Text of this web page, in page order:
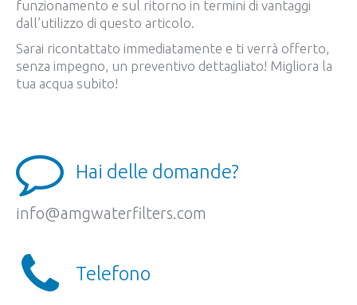
funzionamento e sul ritorno in termini di vantaggi
dall’utilizzo di questo articolo.
Sarai ricontattato immediatamente e ti verrà offerto,
senza impegno, un preventivo dettagliato! Migliora la
tua acqua subito!
Hai delle domande?
info@amgwaterfilters.com
Telefono